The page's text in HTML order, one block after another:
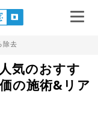
除去
気のおすす
の施術&リア